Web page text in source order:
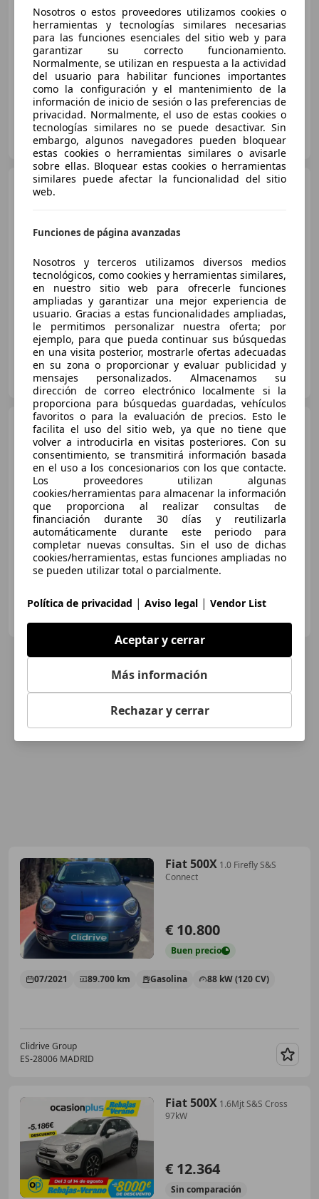
€ 9.490
Precio justo
04/2017 86.657 km Gasolina 81 kW (110 CV)
FLEXICAR MADRID GRUPO
ES-2870 SAN SEBASTIAN DE LOS REYES
Fiat 500X1.6Mjt City Cross
Súper oferta
08/2018 89.441 km Diésel 88 kW (120 CV)
MUYCAR MADRID
ES-28830 SAN FERNANDO DE HENARES
Fiat 500X 1.6Mjt City Cross
4x2 DDCT 88kW
€ 10.990
Súper
oferta
08/2018 89.441 km Diésel 88 kW (120 CV)
MUYCAR ARANJUEZ
Fiat 500X 1.0 Firefly S&S
Connect
€ 10.800
Buen precio
07/2021 89.700 km Gasolina 88 kW (120 CV)
Clidrive Group
ES-28006 MADRID
Fiat 500X 1.6Mjt S&S Cross
97kW
€ 12.364
Sin comparación
Nosotros o estos proveedores utilizamos cookies o
herramientas y tecnologías similares necesarias
para las funciones esenciales del sitio web y para
garantizar su correcto funcionamiento.
Normalmente, se utilizan en respuesta a la actividad
del usuario para habilitar funciones importantes
como la configuración y el mantenimiento de la
información de inicio de sesión o las preferencias de
privacidad. Normalmente, el uso de estas cookies o
tecnologías similares no se puede desactivar. Sin
embargo, algunos navegadores pueden bloquear
estas cookies o herramientas similares o avisarle
sobre ellas. Bloquear estas cookies o herramientas
similares puede afectar la funcionalidad del sitio
web.
Funciones de página avanzadas
Nosotros y terceros utilizamos diversos medios
tecnológicos, como cookies y herramientas similares,
en nuestro sitio web para ofrecerle funciones
ampliadas y garantizar una mejor experiencia de
usuario. Gracias a estas funcionalidades ampliadas,
le permitimos personalizar nuestra oferta; por
ejemplo, para que pueda continuar sus búsquedas
en una visita posterior, mostrarle ofertas adecuadas
en su zona o proporcionar y evaluar publicidad y
mensajes personalizados. Almacenamos su
dirección de correo electrónico localmente si la
proporciona para búsquedas guardadas, vehículos
favoritos o para la evaluación de precios. Esto le
facilita el uso del sitio web, ya que no tiene que
volver a introducirla en visitas posteriores. Con su
consentimiento, se transmitirá información basada
en el uso a los concesionarios con los que contacte.
Los proveedores utilizan algunas
cookies/herramientas para almacenar la información
que proporciona al realizar consultas de
financiación durante 30 días y reutilizarla
automáticamente durante este periodo para
completar nuevas consultas. Sin el uso de dichas
cookies/herramientas, estas funciones ampliadas no
se pueden utilizar total o parcialmente.
Política de privacidad | Aviso legal | Vendor List
Aceptar y cerrar
Más información
Rechazar y cerrar